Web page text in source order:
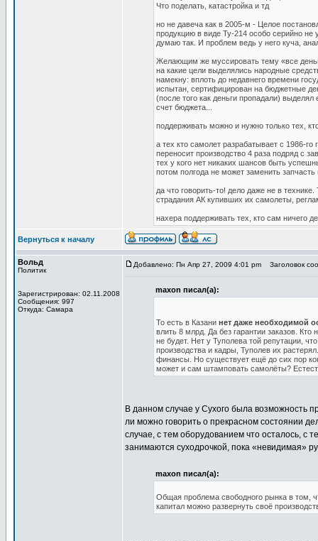
Что поделать, катастройка и тд
но не давеча как в 2005-м - Целое
продукцию в виде Ту-214 особо серийно
думаю так. И проблем ведь у него куча,
Желающим же муссировать тему «все
на какие цели выделялись народные
намекну: вплоть до недавнего времени
испытан, сертифицирован на бюджетные
(после того как деньги пропадали)
счет бюджета...
поддерживать можно и нужно только тех,
а тех кто самолет разрабатывает с 1986-
переносит производство 4 раза подряд с
тех у кого нет никаких шансов быть
потом полгода не может заменить
да что говорить-то! дело даже не в
страдания АК купивших их самолеты,
нахера поддерживать тех, кто сам ничего
Вернуться к началу
Вольд
Политик
Зарегистрирован: 02.11.2008
Сообщения: 997
Откуда: Самара
Добавлено: Пн Апр 27, 2009 4:01 pm Заголовок
maxon писал(а):
То есть в Казани нет даже необходимой
влить 8 млрд. Да без гарантии заказов.
не будет. Нет у Туполева той репутации,
производства и кадры, Туполев их
финансы. Но существует ещё до сих пор
может и сам штамповать самолёты?
В данном случае у Сухого была возможность
ли можно говорить о прекрасном состоянии
случае, с тем оборудованием что осталось, с
занимаются суходрочкой, пока «невидимая»
maxon писал(а):
Общая проблема свободного рынка в том,
капитал можно развернуть своё